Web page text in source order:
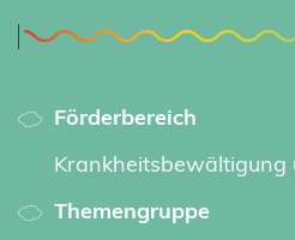
Förderbereich
Themengruppe